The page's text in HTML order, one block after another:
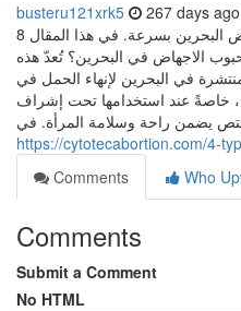
busteru121xrk5 267 days ago
8 نصائح للحصول على حبوب الإجهاض البحرين بسرعة. في هذا المقال
الاجهاض في البحرين؟ تُعدّ هذه
في البحرين لإنهاء الحمل في
خاصةً عند استخدامها تحت إشراف
يضمن راحة وسلامة المرأة. في
https://cytotecabortion.com/4-
Comments
Who
Comments
Submit a Comment
No HTML